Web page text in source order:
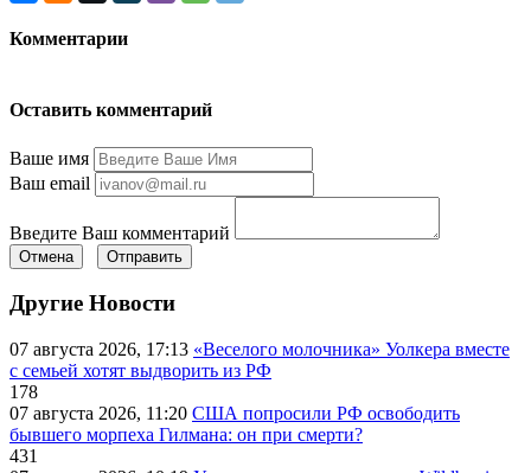
Комментарии
Оставить комментарий
Ваше имя
Ваш email
Введите Ваш комментарий
Отмена Отправить
Другие Новости
07 августа 2026, 17:13 «Веселого молочника» Уолкера вместе
с семьей хотят выдворить из РФ
178
07 августа 2026, 11:20 США попросили РФ освободить
бывшего морпеха Гилмана: он при смерти?
431